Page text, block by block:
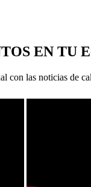
EN TU
con las noticias de